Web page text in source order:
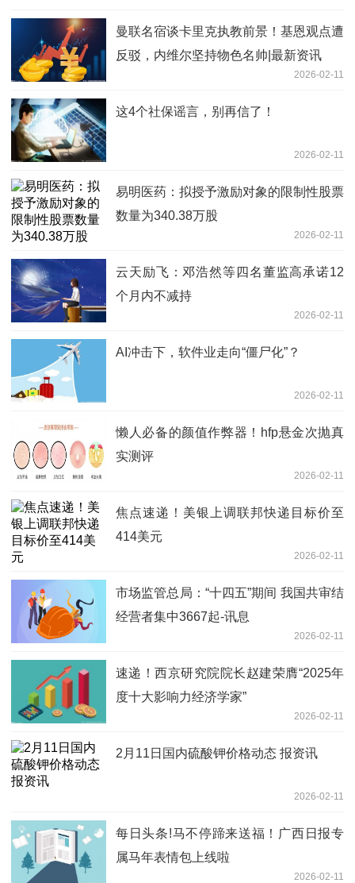
曼联名宿谈卡里克执教前景！基恩观点遭
反驳，内维尔坚持物色名帅|最新资讯
2026-02-11
这4个社保谣言，别再信了！
2026-02-11
易明医药：拟授予激励对象的限制性股票
数量为340.38万股
2026-02-11
云天励飞：邓浩然等四名董监高承诺12
个月内不减持
2026-02-11
AI冲击下，软件业走向“僵尸化”？
2026-02-11
懒人必备的颜值作弊器！hfp悬金次抛真
实测评
2026-02-11
焦点速递！美银上调联邦快递目标价至
414美元
2026-02-11
市场监管总局：“十四五”期间 我国共审结
经营者集中3667起-讯息
2026-02-11
速递！西京研究院院长赵建荣膺“2025年
度十大影响力经济学家”
2026-02-11
2月11日国内硫酸钾价格动态 报资讯
2026-02-11
每日头条!马不停蹄来送福！广西日报专
属马年表情包上线啦
2026-02-11